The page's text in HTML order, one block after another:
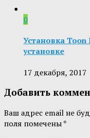
0
Установка
установке
17 декабря, 2017
Добавить
Ваш адрес email не
поля помечены*